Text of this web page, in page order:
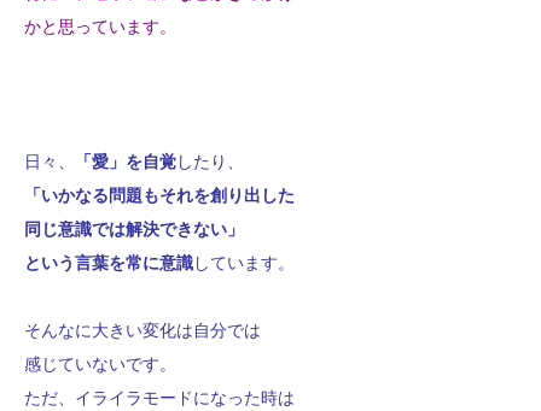
かと思っています。
日々、 「愛」を自覚したり、
「いかなる問題もそれを創り出した
同じ意識では解決できない」
という言葉を常に意識しています。
そんなに大きい変化は自分では
感じていないです。
ただ、イライラモードになった時は